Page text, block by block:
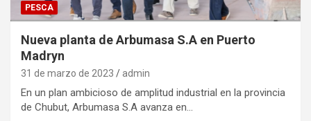
PESCA
Nueva planta de Arbumasa S.A en Puerto
Madryn
31 de marzo de 2023 admin
En un plan ambicioso de amplitud industrial en la provincia
de Chubut, Arbumasa S.A avanza en…